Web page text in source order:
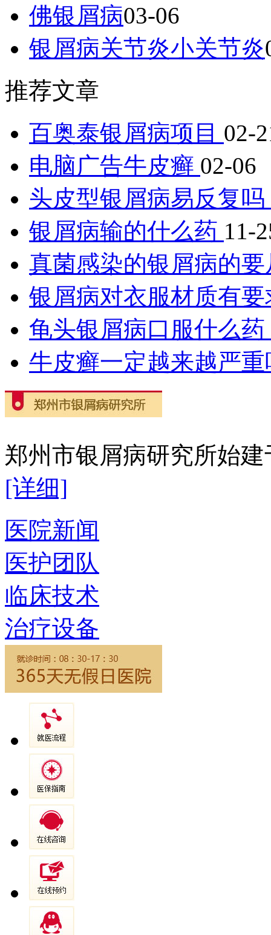
佛银屑病03-06
银屑病关节炎小关节炎
推荐文章
百奥泰银屑病项目 02-
电脑广告牛皮癣 02-06
头皮型银屑病易反复吗
银屑病输的什么药 11-
真菌感染的银屑病的
银屑病对衣服材质有
龟头银屑病口服什么药
牛皮癣一定越来越严
郑州市银屑病研究所始
[详细]
医院新闻
医护团队
临床技术
治疗设备